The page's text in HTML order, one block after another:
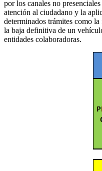
por los canales no
atención al ciudadano y la
determinados trámites como
la baja definitiva de un
entidades colaboradoras.